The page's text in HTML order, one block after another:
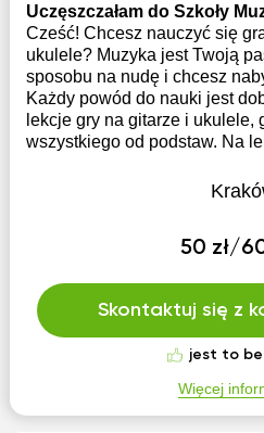
Uczęszczałam do Szkoły
Cześć! Chcesz nauczyć się
ukulele? Muzyka jest Twoją
sposobu na nudę i chcesz
Każdy powód do nauki jest
lekcje gry na gitarze i ukulele,
wszystkiego od podstaw. Na
50 zł/
Skontaktuj się z
jest to
Więcej